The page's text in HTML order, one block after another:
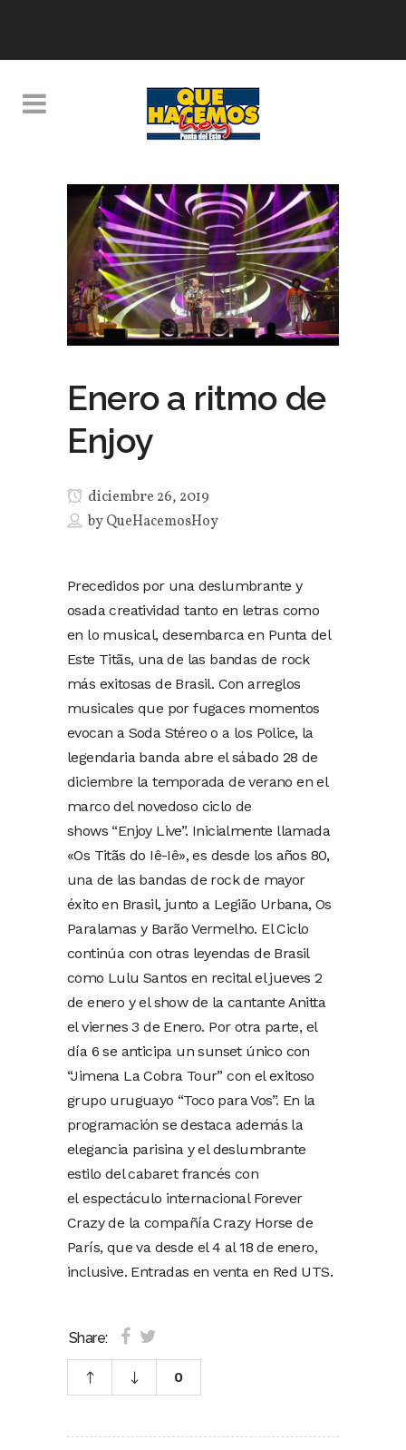
Enero a ritmo de
Enjoy
diciembre 26, 2019
byQueHacemosHoy
Precedidos por una deslumbrante y
osada creatividad tanto en letras como
en lo musical, desembarca en Punta del
Este Titãs, una de las bandas de rock
más exitosas de Brasil. Con arreglos
musicales que por fugaces momentos
evocan a Soda Stéreo o a los Police, la
legendaria banda abre el sábado 28 de
diciembre la temporada de verano en el
marco del novedoso ciclo de
shows “Enjoy Live”. Inicialmente llamada
«Os Titãs do Iê-Iê», es desde los años 80,
una de las bandas de rock de mayor
éxito en Brasil, junto a Legião Urbana, Os
Paralamas y Barão Vermelho. El Ciclo
continúa con otras leyendas de Brasil
como Lulu Santos en recital el jueves 2
de enero y el show de la cantante Anitta
el viernes 3 de Enero. Por otra parte, el
día 6 se anticipa un sunset único con
“Jimena La Cobra Tour” con el exitoso
grupo uruguayo “Toco para Vos”. En la
programación se destaca además la
elegancia parisina y el deslumbrante
estilo del cabaret francés con
el espectáculo internacional Forever
Crazy de la compañía Crazy Horse de
París, que va desde el 4 al 18 de enero,
inclusive. Entradas en venta en Red UTS.
Share:
0